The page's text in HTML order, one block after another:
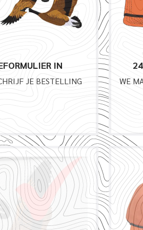
IN
JE BESTELLING
WE